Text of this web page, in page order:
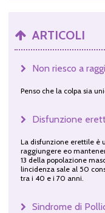
ARTICOLI
Non riesco a
Penso che la colpa sia
Disfunzione
La disfunzione erettile è
raggiungere eo
13 della popolazione
lincidenza sale al 50
tra i 40 e i 70 anni.
Sindrome di